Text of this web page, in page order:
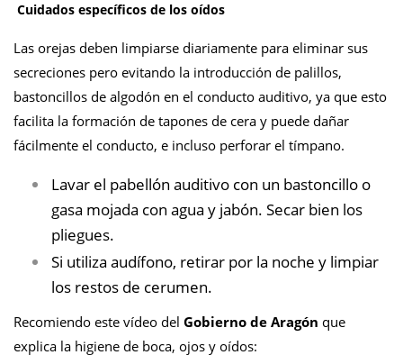
Cuidados específicos de los oídos
Las orejas deben limpiarse diariamente para eliminar sus
secreciones pero evitando la introducción de palillos,
bastoncillos de algodón en el conducto auditivo, ya que esto
facilita la formación de tapones de cera y puede dañar
fácilmente el conducto, e incluso perforar el tímpano.
Lavar el pabellón auditivo con un bastoncillo o
gasa mojada con agua y jabón. Secar bien los
pliegues.
Si utiliza audífono, retirar por la noche y limpiar
los restos de cerumen.
Recomiendo este vídeo del Gobierno de Aragón que
explica la higiene de boca, ojos y oídos: